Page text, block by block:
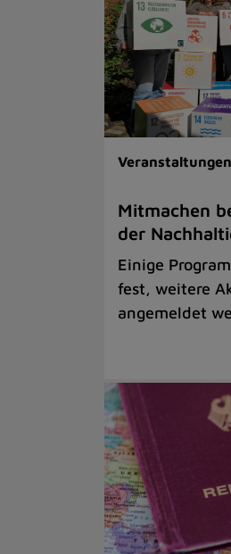
Mitmachen
der
Einige
fest, weitere
angemeldet